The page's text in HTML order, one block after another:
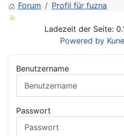
Forum Profil für fuzna
Ladezeit der Seite:
Powered by
Benutzername
Passwort